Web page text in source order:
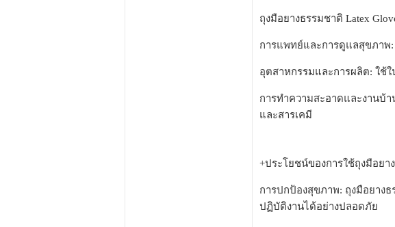
ถุงมือยางธรรมชาติ Latex
การแพทย์และการดูแลสุขภาพ
อุตสาหกรรมและการผลิต: ใช้
การทำความสะอาดและงานบ้
และสารเคมี
+ประโยชน์ของการใช้ถุงมือยา
การปกป้องสุขภาพ: ถุงมือยาง
ปฏิบัติงานได้อย่างปลอดภัย